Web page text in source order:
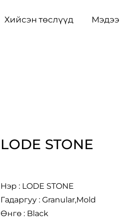
Хийсэн төслүүд Мэдээ
LODE STONE
Нэр : LODE STONE
Гадаргуу : Granular,Mold
Өнгө : Black